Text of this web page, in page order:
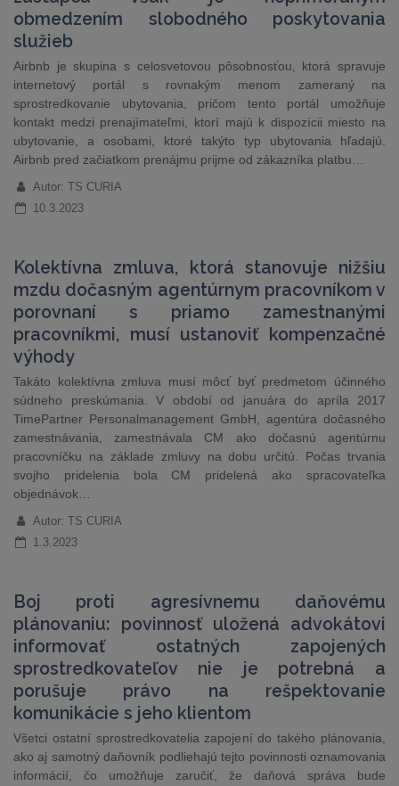
obmedzením slobodného poskytovania
služieb
Airbnb je skupina s celosvetovou pôsobnosťou, ktorá spravuje
internetový portál s rovnakým menom zameraný na
sprostredkovanie ubytovania, pričom tento portál umožňuje
kontakt medzi prenajímateľmi, ktorí majú k dispozícii miesto na
ubytovanie, a osobami, ktoré takýto typ ubytovania hľadajú.
Airbnb pred začiatkom prenájmu prijme od zákazníka platbu…
Autor: TS CURIA
10.3.2023
Kolektívna zmluva, ktorá stanovuje nižšiu
mzdu dočasným agentúrnym pracovníkom v
porovnaní s priamo zamestnanými
pracovníkmi, musí ustanoviť kompenzačné
výhody
Takáto kolektívna zmluva musí môcť byť predmetom účinného
súdneho preskúmania. V období od januára do apríla 2017
TimePartner Personalmanagement GmbH, agentúra dočasného
zamestnávania, zamestnávala CM ako dočasnú agentúrnu
pracovníčku na základe zmluvy na dobu určitú. Počas trvania
svojho pridelenia bola CM pridelená ako spracovateľka
objednávok…
Autor: TS CURIA
1.3.2023
Boj proti agresívnemu daňovému
plánovaniu: povinnosť uložená advokátovi
informovať ostatných zapojených
sprostredkovateľov nie je potrebná a
porušuje právo na rešpektovanie
komunikácie s jeho klientom
Všetci ostatní sprostredkovatelia zapojení do takého plánovania,
ako aj samotný daňovník podliehajú tejto povinnosti oznamovania
informácií, čo umožňuje zaručiť, že daňová správa bude